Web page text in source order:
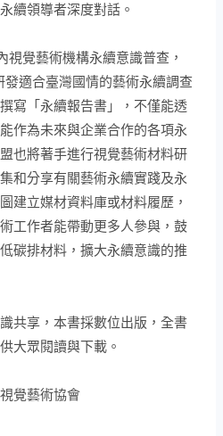
續領導者深度對話。
視覺藝術機構永續意識普查，
適合臺灣國情的藝術永續調查
寫「永續報告書」，不僅能透
作為未來與企業合作的各項永
也將著手進行視覺藝術材料研
和分享有關藝術永續實踐及永
圖建立媒材資料庫或材料履歷，
工作者能帶動更多人參與，鼓
碳排材料，擴大永續意識的推
共享，本書採數位出版，全書
大眾閱讀與下載。
覺藝術協會